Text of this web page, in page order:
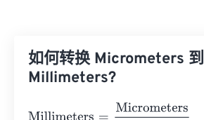
如何转换 Micrometers 到
Millimeters?
Millimeters Micrometers1000